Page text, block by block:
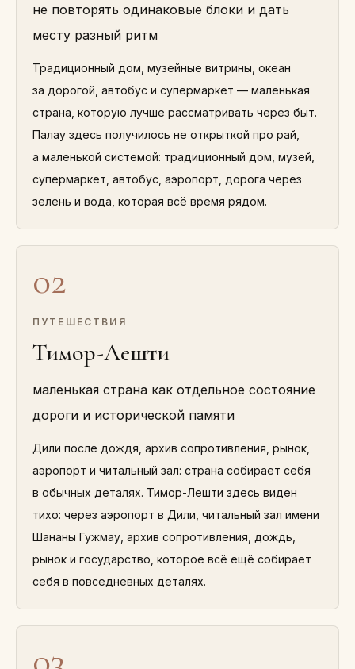
не повторять одинаковые блоки и дать
месту разный ритм
Традиционный дом, музейные витрины, океан
за дорогой, автобус и супермаркет — маленькая
страна, которую лучше рассматривать через быт.
Палау здесь получилось не открыткой про рай,
а маленькой системой: традиционный дом, музей,
супермаркет, автобус, аэропорт, дорога через
зелень и вода, которая всё время рядом.
02
ПУТЕШЕСТВИЯ
Тимор-Лешти
маленькая страна как отдельное состояние
дороги и исторической памяти
Дили после дождя, архив сопротивления, рынок,
аэропорт и читальный зал: страна собирает себя
в обычных деталях. Тимор-Лешти здесь виден
тихо: через аэропорт в Дили, читальный зал имени
Шананы Гужмау, архив сопротивления, дождь,
рынок и государство, которое всё ещё собирает
себя в повседневных деталях.